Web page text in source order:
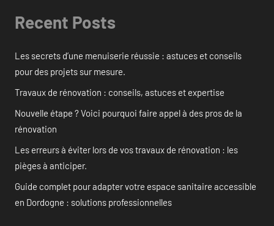
Recent Posts
Les secrets d’une menuiserie réussie : astuces et conseils
pour des projets sur mesure.
Travaux de rénovation : conseils, astuces et expertise
Nouvelle étape ? Voici pourquoi faire appel à des pros de la
rénovation
Les erreurs à éviter lors de vos travaux de rénovation : les
pièges à anticiper.
Guide complet pour adapter votre espace sanitaire accessible
en Dordogne : solutions professionnelles